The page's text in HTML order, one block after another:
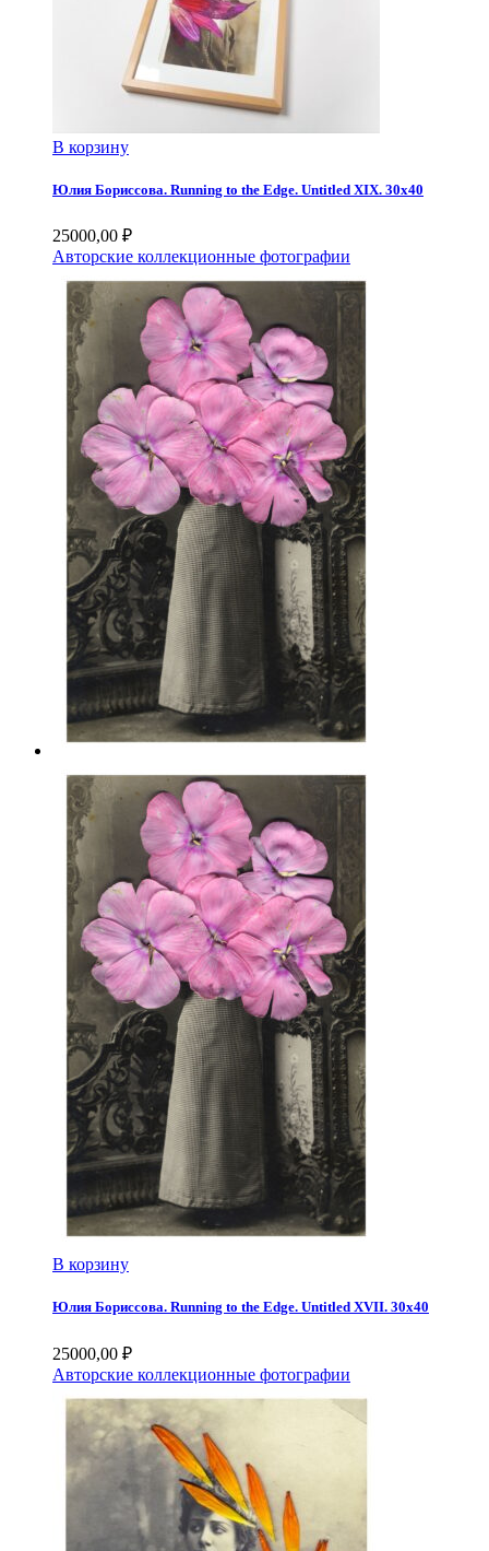
В корзину
Юлия Бориссова. Running to the Edge. Untitled XIX. 30х40
25000,00 ₽
Авторские коллекционные фотографии
В корзину
Юлия Бориссова. Running to the Edge. Untitled XVII. 30х40
25000,00 ₽
Авторские коллекционные фотографии